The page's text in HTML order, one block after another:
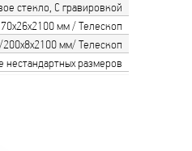
стекло, С гравировкой
70х26х2100 мм / Телескоп
мм/ Телескоп
нестандартных размеров